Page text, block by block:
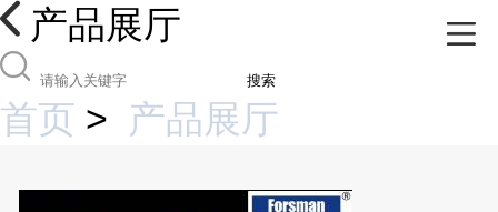
产品展厅
搜索
首页 > 产品展厅